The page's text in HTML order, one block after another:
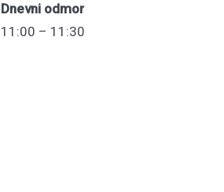
Dnevni odmor
11:00 – 11:30